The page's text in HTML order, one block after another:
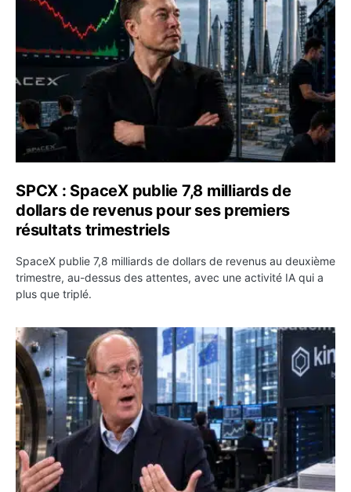
SPCX : SpaceX publie 7,8 milliards de
dollars de revenus pour ses premiers
résultats trimestriels
SpaceX publie 7,8 milliards de dollars de revenus au deuxième
trimestre, au-dessus des attentes, avec une activité IA qui a
plus que triplé.
BlackRock tokenise 311 milliards de dollars de fonds